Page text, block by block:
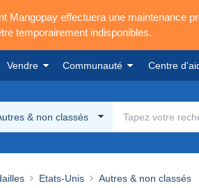
Mangopay effectuera une maintenance
temporairement indisponibles.
Vendre Communauté Centre
& non classés
Etats-Unis Autres & non classés